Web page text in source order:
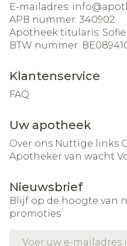
E-mailadres: info@
APB nummer: 340902
Apotheek titularis:
BTW nummer:
Klantenservice
FAQ
Uw apotheek
Over ons Nuttige links
Apotheker van wacht
Nieuwsbrief
Blijf op de hoogte van
promoties